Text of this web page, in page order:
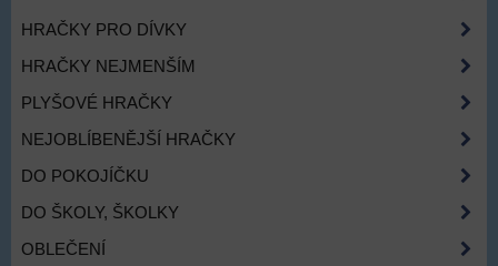
HRAČKY PRO DÍVKY
HRAČKY NEJMENŠÍM
PLYŠOVÉ HRAČKY
NEJOBLÍBENĚJŠÍ HRAČKY
DO POKOJÍČKU
DO ŠKOLY, ŠKOLKY
OBLEČENÍ